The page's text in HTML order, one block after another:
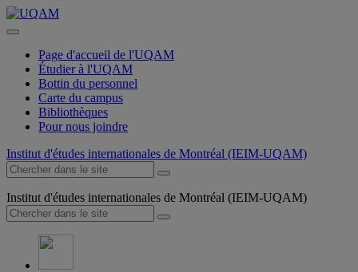
Page d'accueil de l'UQAM
Étudier à l'UQAM
Bottin du personnel
Carte du campus
Bibliothèques
Pour nous joindre
Institut d'études internationales de Montréal (IEIM-UQAM)
Institut d'études internationales de Montréal (IEIM-UQAM)